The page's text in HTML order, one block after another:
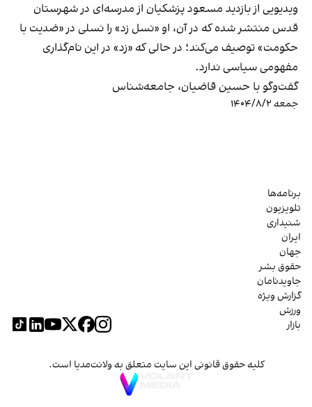
ویدیویی از بازدید مسعود پزشکیان از مدرسه‌ای در شهرستان
قدس منتشر شده که در آن، او «نسل زد» را نسلی در «ضدیت با
حکومت» توصیف می‌کند؛ در حالی‌ که «زد» در این نام‌گذاری
مفهومی سیاسی ندارد.
گفت‌وگو با حسین قاضیان، جامعه‌شناس
جمعه ۱۴۰۴/۸/۲
برنامه‌ها
تلویزیون
شنیداری
ایران
جهان
حقوق بشر
جاویدنامان
گزارش ویژه
ورزش
بازار
کلیه حقوق قانونی این سایت متعلق به ولانت‌مدیا است.